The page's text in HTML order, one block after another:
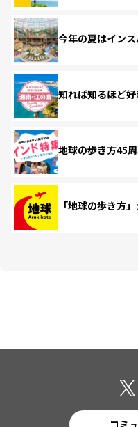
今年の夏はインス
知れば知るほど
地球の歩き方45
「地球の歩き方
コミ